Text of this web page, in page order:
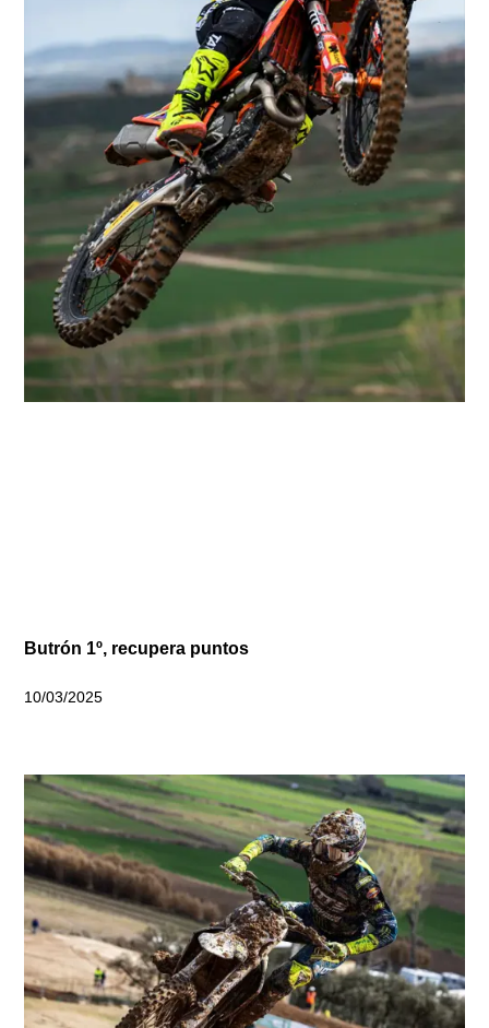
Butrón 1º, recupera puntos
10/03/2025